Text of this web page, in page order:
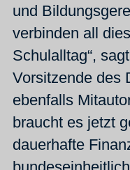
und
verbinden all
Schulalltag“,
Vorsitzende des
ebenfalls
braucht es jetzt
dauerhafte